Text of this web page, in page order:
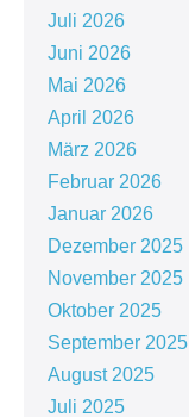
Juli 2026
Juni 2026
Mai 2026
April 2026
März 2026
Februar 2026
Januar 2026
Dezember 2025
November 2025
Oktober 2025
September 2025
August 2025
Juli 2025